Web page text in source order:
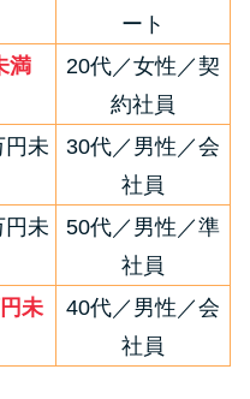
ート
満
20代／女性／契
約社員
円未
30代／男性／会
社員
円未
50代／男性／準
社員
未
40代／男性／会
社員